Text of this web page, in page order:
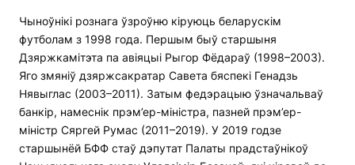
Чыноўнікі рознага ўзроўню кіруюць беларускім
футболам з 1998 года. Першым быў старшыня
Дзяржкамітэта па авіяцыі Рыгор Фёдараў (1998–2003).
Яго змяніў дзяржсакратар Савета бяспекі Генадзь
Нявыглас (2003–2011). Затым федэрацыю ўзначальваў
банкір, намеснік прэм’ер-міністра, пазней прэм’ер-
міністр Сяргей Румас (2011–2019). У 2019 годзе
старшынёй БФФ стаў дэпутат Палаты прадстаўнікоў